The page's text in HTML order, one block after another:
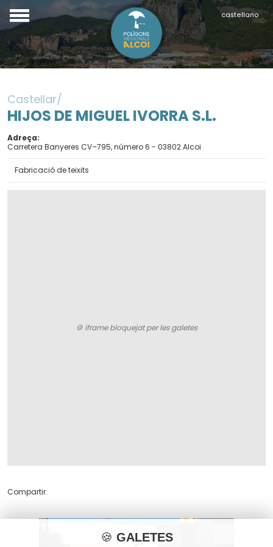
castellano
Castellar
HIJOS DE MIGUEL IVORRA S.L.
Adreça
Carretera Banyeres CV–795, número 6 - 03802 Alcoi
Fabricació de teixits
Compartir:
🍪 GALETES